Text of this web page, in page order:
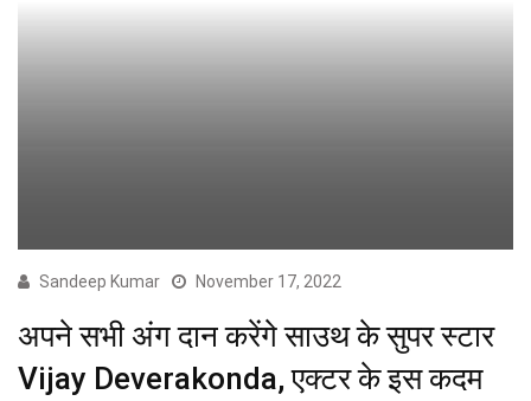
Sandeep Kumar November 17, 2022
अपने सभी अंग दान करेंगे साउथ के सुपर स्टार
Vijay Deverakonda, एक्टर के इस कदम